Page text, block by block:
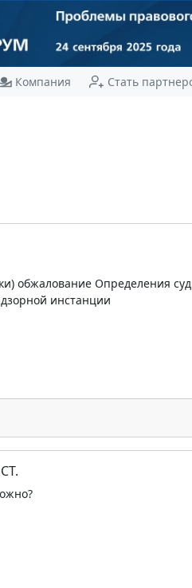
Компания Стать
обжалование Определения
инстанции